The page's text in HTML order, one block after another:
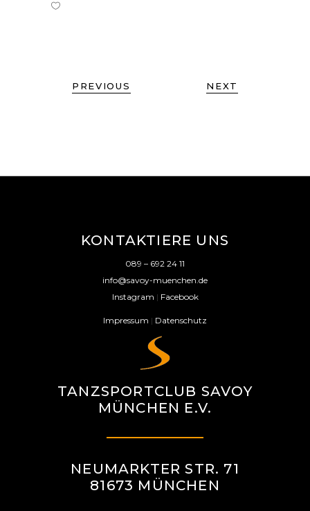
PREVIOUS NEXT
KONTAKTIERE UNS
089 – 692 24 11
info@savoy-muenchen.de
Instagram | Facebook
Impressum | Datenschutz
TANZSPORTCLUB SAVOY
MÜNCHEN E.V.
NEUMARKTER STR. 71
81673 MÜNCHEN